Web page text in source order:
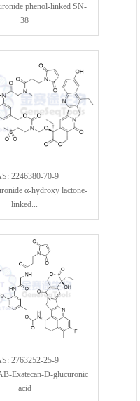
phenol-linked SN-
38
2246380-70-9
α-hydroxy lactone-
linked...
2763252-25-9
Exatecan-D-glucuronic
acid